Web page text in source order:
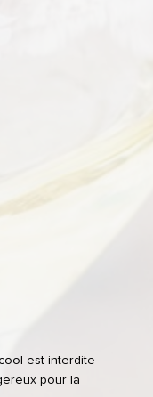
est interdite
pour la